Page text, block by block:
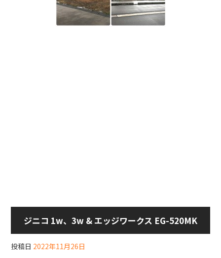
ジニコ 1w、3w & エッジワークス EG-520MK
投稿日 2022年11月26日